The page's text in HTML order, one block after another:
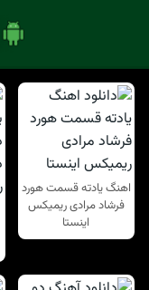
اهنگ یادته قسمت هورد
فرشاد مرادی ریمیکس
اینستا